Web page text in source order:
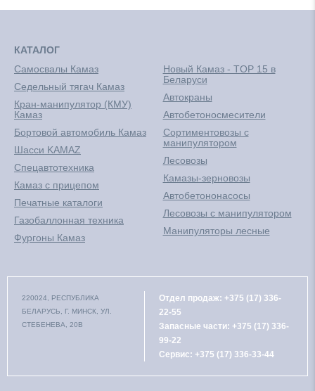
КАТАЛОГ
Самосвалы Камаз
Седельный тягач Камаз
Кран-манипулятор (КМУ)
Камаз
Бортовой автомобиль Камаз
Шасси KAMAZ
Спецавтотехника
Камаз с прицепом
Печатные каталоги
Газобаллонная техника
Фургоны Камаз
Новый Камаз - TOP 15 в
Беларуси
Автокраны
Автобетоносмесители
Сортиментовозы с
манипулятором
Лесовозы
Камазы-зерновозы
Автобетононасосы
Лесовозы с манипулятором
Манипуляторы лесные
220024, РЕСПУБЛИКА
БЕЛАРУСЬ, Г. МИНСК, УЛ.
СТЕБЕНЕВА, 20В
Отдел продаж: +375 (17) 336-
22-55
Запасные части: +375 (17) 336-
99-22
Сервис: +375 (17) 336-33-44